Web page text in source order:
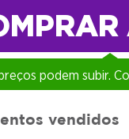
podem subir.
vendidos